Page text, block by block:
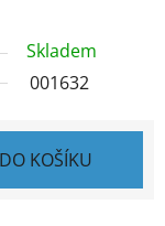
Skladem
001632
DO KOŠÍKU